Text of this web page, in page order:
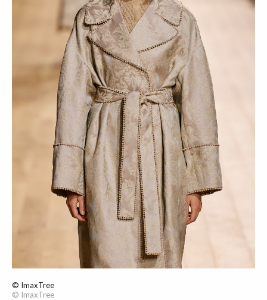
© ImaxTree
© ImaxTree